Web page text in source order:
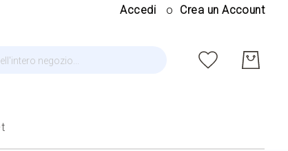
Accedi Crea un Account